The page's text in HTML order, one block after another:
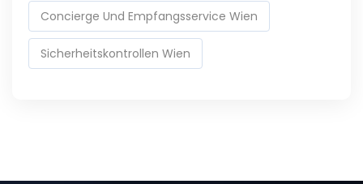
Concierge Und Empfangsservice Wien
Sicherheitskontrollen Wien